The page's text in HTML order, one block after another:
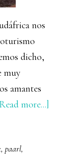
nos
dicho,
muy
amantes
more...]
, paarl,